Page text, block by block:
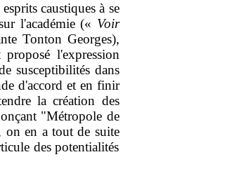
caustiques à se
l'académie (« Voir
Tonton Georges),
l'expression
susceptibilités dans
d'accord et en finir
la création des
"Métropole de
on en a tout de suite
des potentialités